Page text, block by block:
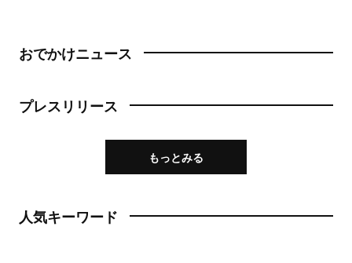
おでかけニュース
プレスリリース
もっとみる
人気キーワード